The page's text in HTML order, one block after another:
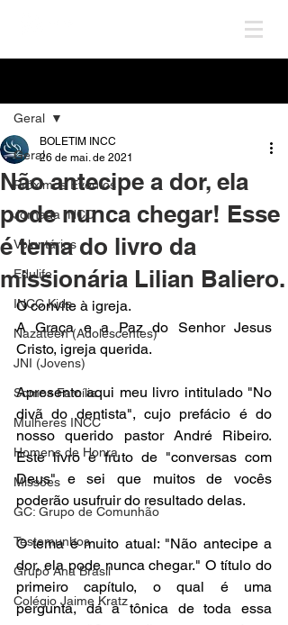
Geral
Próximos Eventos
Jornada INCC
Voluntários
Edulife
INCC Kids
Nazateen (Adolescentes)
JNI (Jovens)
Somos Família
Mulheres INCC
Homens de Honra
Missões
GC: Grupo de Comunhão
Testemunhos
Grupo Ana Brasil
Colégio Jaime Kratz
Geral
Não antecipe a dor, ela
pode nunca chegar! Esse
é tema do livro da
missionária Lilian Baliero.
BOLETIM INCC
26 de mai. de 2021
O convite à igreja.
A Graça e a Paz do Senhor Jesus
Cristo, igreja querida.
Apresento aqui meu livro intitulado "No
divã do dentista", cujo prefácio é do
nosso querido pastor André Ribeiro.
Este livro é fruto de "conversas com
Deus" e sei que muitos de vocês
poderão usufruir do resultado delas.
O tema é muito atual: "Não antecipe a
dor, ela pode nunca chegar." O título do
primeiro capítulo, o qual é uma
pergunta, dá a tônica de toda essa